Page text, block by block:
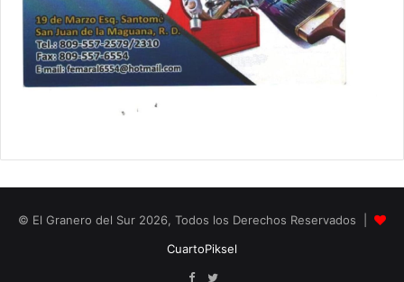
© El Granero del Sur 2026, Todos los Derechos Reservados |
CuartoPiksel